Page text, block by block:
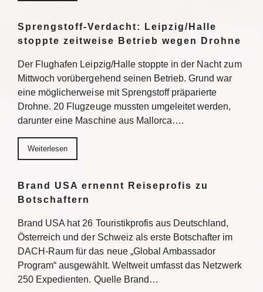
Sprengstoff-Verdacht: Leipzig/Halle
stoppte zeitweise Betrieb wegen Drohne
Der Flughafen Leipzig/Halle stoppte in der Nacht zum
Mittwoch vorübergehend seinen Betrieb. Grund war
eine möglicherweise mit Sprengstoff präparierte
Drohne. 20 Flugzeuge mussten umgeleitet werden,
darunter eine Maschine aus Mallorca….
Weiterlesen
Brand USA ernennt Reiseprofis zu
Botschaftern
Brand USA hat 26 Touristikprofis aus Deutschland,
Österreich und der Schweiz als erste Botschafter im
DACH-Raum für das neue „Global Ambassador
Program“ ausgewählt. Weltweit umfasst das Netzwerk
250 Expedienten. Quelle Brand…